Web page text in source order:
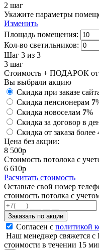
2 шаг
Укажите параметры
Изменить
Площадь помещения:
Кол-во светильников:
Шаг 3 из 3
3 шаг
Стоимость + ПОДАРОК от
Вы выбрали акцию
Скидка при заказе
Скидка пенсионерам 7
Скидка новоселам 7%
Скидка за договор в
Скидка от заказа более
Цена без акции:
8 500p
Стоимость потолока с
6 610p
Расчитать стоимость
Оставьте свой номер
стоимость потолка с
Заказать по акции
Согласен с политикой
Наш менеджер свяжется с
стоимости в течении 15